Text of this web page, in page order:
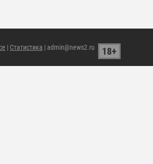
| Статистика | admin@news2.ru 18+